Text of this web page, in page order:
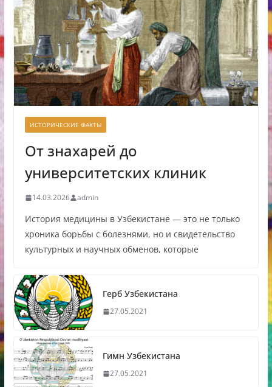
ИСТОРИЧЕСКИЕ ФАКТЫ
От знахарей до
университетских клиник
14.03.2026 admin
История медицины в Узбекистане — это не только
хроника борьбы с болезнями, но и свидетельство
культурных и научных обменов, которые
Герб Узбекистана
27.05.2021
Гимн Узбекистана
27.05.2021